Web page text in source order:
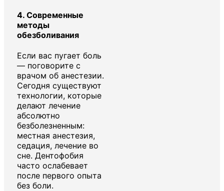
4. Современные
методы
обезболивания
Если вас пугает боль
— поговорите с
врачом об анестезии.
Сегодня существуют
технологии, которые
делают лечение
абсолютно
безболезненным:
местная анестезия,
седация, лечение во
сне. Дентофобия
часто ослабевает
после первого опыта
без боли.